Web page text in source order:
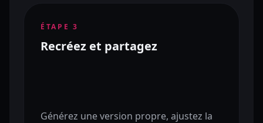
ÉTAPE 3
Recréez et partagez
Générez une version propre, ajustez la